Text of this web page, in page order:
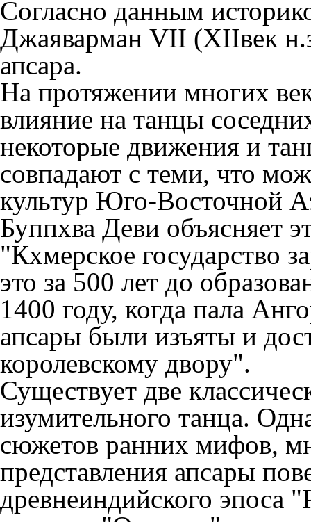
Согласно данным
Джаяварман VII (XIIвек
апсара.
На протяжении многих
влияние на танцы
некоторые движения и
совпадают с теми, что
культур Юго-Восточной
Буппхва Деви объясняет
"Кхмерское государство
это за 500 лет до
1400 году, когда пала
апсары были изъяты и
королевскому двору".
Существует две
изумительного танца.
сюжетов ранних мифов,
представления апсары
древнеиндийского эпоса